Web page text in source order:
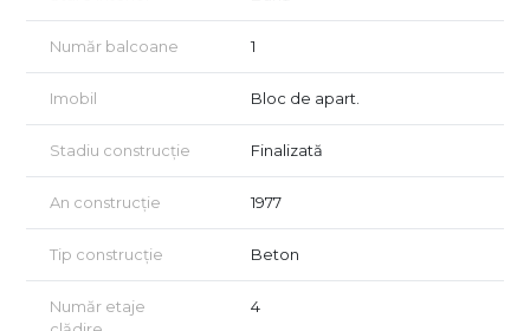
Număr balcoane 1
Imobil Bloc de apart.
Stadiu construcție Finalizată
An construcție 1977
Tip construcție Beton
Număr etaje
4